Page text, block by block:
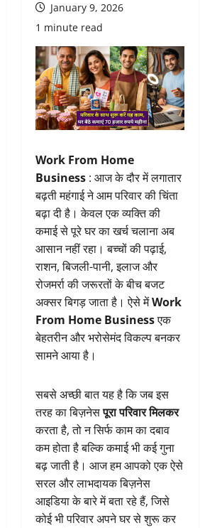
January 9, 2026
1 minute read
Work From Home
Business : आज के दौर में लगातार
बढ़ती महंगाई ने आम परिवार की चिंता
बढ़ा दी है। केवल एक व्यक्ति की
कमाई से पूरे घर का खर्च चलाना अब
आसान नहीं रहा। बच्चों की पढ़ाई,
राशन, बिजली-पानी, इलाज और
रोजमर्रा की जरूरतों के बीच बजट
अक्सर बिगड़ जाता है। ऐसे मेंWork
From Home Businessएक
बेहतरीन और भरोसेमंद विकल्प बनकर
सामने आया है।
सबसे अच्छी बात यह है कि जब इस
तरह का बिज़नेसपूरा परिवार मिलकर
करता है, तो न सिर्फ काम का दबाव
कम होता है बल्कि कमाई भी कई गुना
बढ़ जाती है। आज हम आपको एक ऐसे
सरल और लाभदायक बिज़नेस
आइडिया के बारे में बता रहे हैं, जिसे
कोई भी परिवार अपने घर से शुरू कर